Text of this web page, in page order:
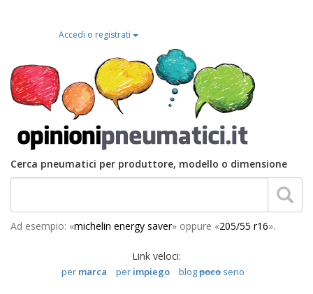
Accedi o registrati
Cerca pneumatici per produttore, modello o dimensione
Ad esempio: «michelin energy saver» oppure «205/55 r16».
Link veloci:
per marca per impiego blogpoco serio